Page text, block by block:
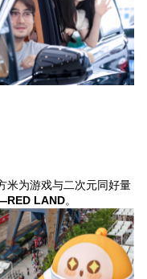
米为游戏与二次元同好量
LAND。